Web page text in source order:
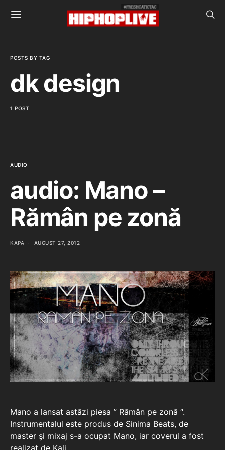
POSTS BY TAG
dk design
1 POST
AUDIO
audio: Mano –
Rămân pe zonă
KAPA AUGUST 27, 2012
Mano a lansat astăzi piesa ” Rămân pe zonă “.
Instrumentalul este produs de Sinima Beats, de
master şi mixaj s-a ocupat Mano, iar coverul a fost
realizat de Kali…